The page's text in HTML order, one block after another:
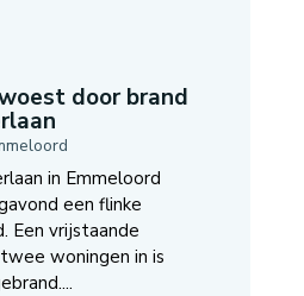
door brand
in Emmeloord
een flinke
Een vrijstaande
woningen in is